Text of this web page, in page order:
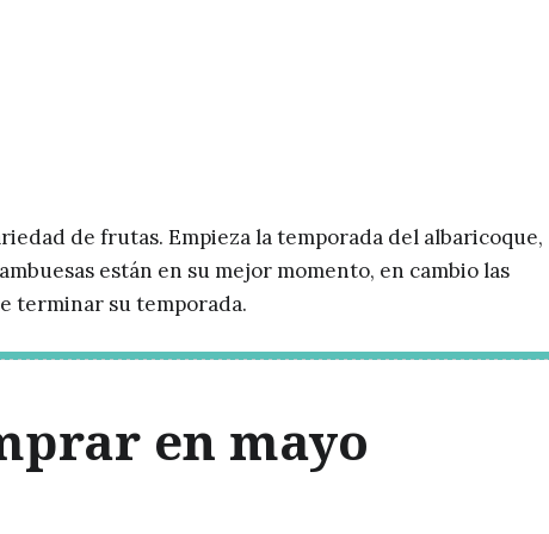
de frutas. Empieza la temporada del albaricoque,
están en su mejor momento, en cambio las
terminar su temporada.
en mayo